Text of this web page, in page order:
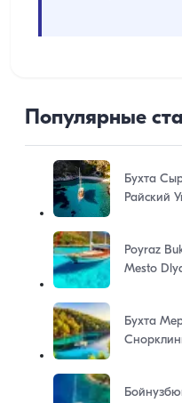
Популярные
Бухта
Райский
Poyraz
Mesto
Бухта